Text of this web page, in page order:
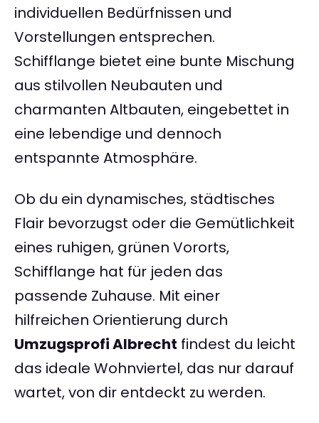
individuellen Bedürfnissen und
Vorstellungen entsprechen.
Schifflange bietet eine bunte Mischung
aus stilvollen Neubauten und
charmanten Altbauten, eingebettet in
eine lebendige und dennoch
entspannte Atmosphäre.
Ob du ein dynamisches, städtisches
Flair bevorzugst oder die Gemütlichkeit
eines ruhigen, grünen Vororts,
Schifflange hat für jeden das
passende Zuhause. Mit einer
hilfreichen Orientierung durch
Umzugsprofi Albrecht findest du leicht
das ideale Wohnviertel, das nur darauf
wartet, von dir entdeckt zu werden.